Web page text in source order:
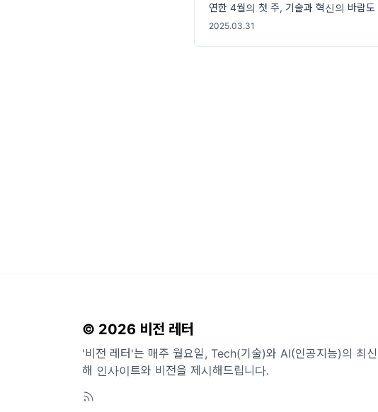
연한 4월의 첫 주, 기술과 혁신의 바람
26일, AI의 미래를 조망
2025.03.31
© 2026 비전 레터
'비전 레터'는 매주 월요일, Tech(기술)와 AI(인공지능)의 최
해 인사이트와 비전을 제시해드립니다.